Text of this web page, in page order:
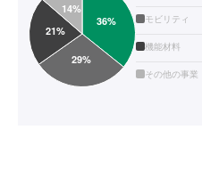
モビリティ
機能材料
その他の事業